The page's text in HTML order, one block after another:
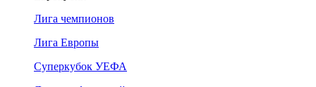
Лига чемпионов
Лига Европы
Суперкубок УЕФА